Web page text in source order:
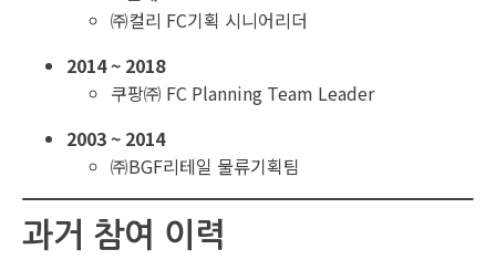
㈜컬리 FC기획 시니어리더
2014 ~ 2018
쿠팡㈜ FC Planning Team Leader
2003 ~ 2014
㈜BGF리테일 물류기획팀
과거 참여 이력